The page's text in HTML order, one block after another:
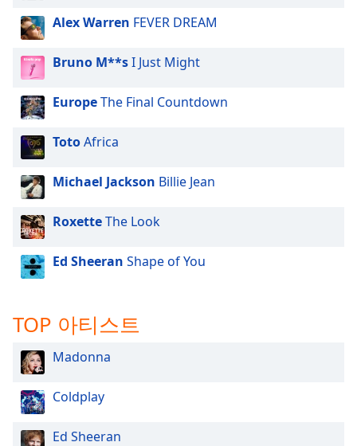
Alex Warren FEVER DREAM
Bruno M**sI Just Might
EuropeThe Final Countdown
TotoAfrica
Michael Jackson Billie Jean
RoxetteThe Look
Ed Sheeran Shape of You
TOP 아티스트
Madonna
Coldplay
Ed Sheeran